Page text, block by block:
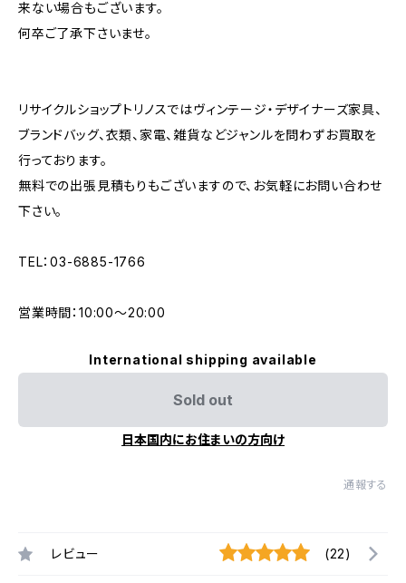
来ない場合もございます。
何卒ご了承下さいませ。
リサイクルショップトリノスではヴィンテージ・デザイナーズ家具、
ブランドバッグ、衣類、家電、雑貨などジャンルを問わずお買取を
行っております。
無料での出張見積もりもございますので、お気軽にお問い合わせ
下さい。
TEL：03-6885-1766
営業時間：10:00〜20:00
International shipping available
Sold out
日本国内にお住まいの方向け
通報する
レビュー (22)